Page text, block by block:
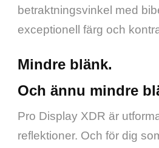
betraktningsvinkel med
exceptionell färg och
Mindre blänk.
Och ännu mindre
Pro Display XDR är
reflektioner. Och för dig